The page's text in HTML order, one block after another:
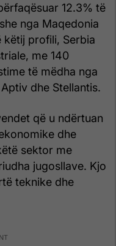
12.3% të
nga Maqedonia
këtij profili, Serbia
me 140
të mëdha nga
dhe Stellantis.
që u ndërtuan
dhe
sektor me
jugosllave. Kjo
teknike dhe